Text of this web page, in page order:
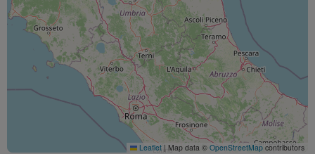
Leaflet | Map data © OpenStreetMap contributors